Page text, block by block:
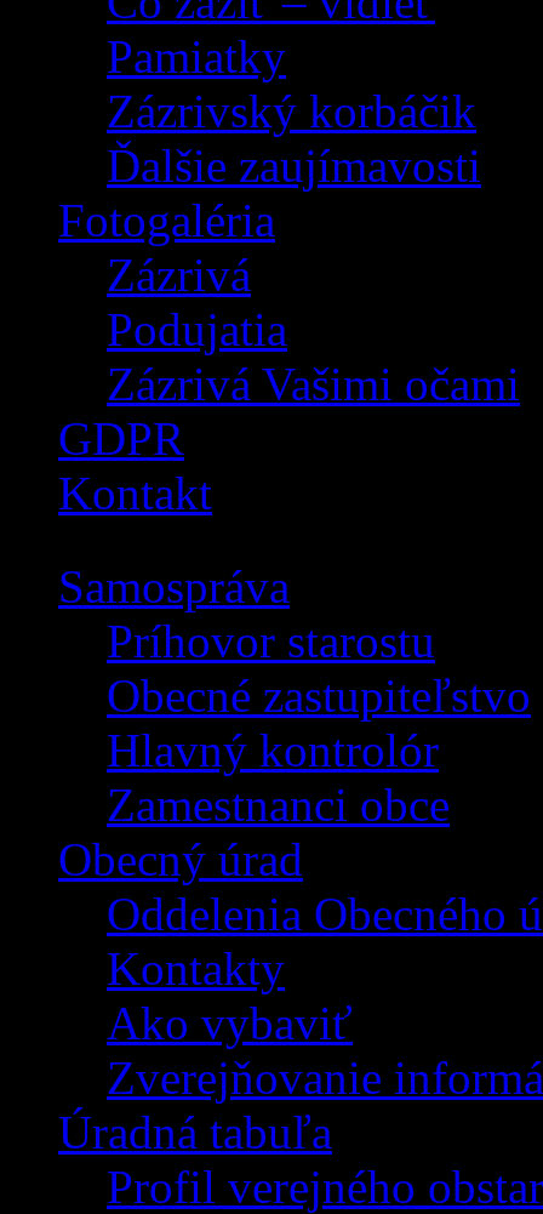
Pamiatky
Zázrivský korbáčik
Ďalšie zaujímavosti
Fotogaléria
Zázrivá
Podujatia
Zázrivá Vašimi očami
GDPR
Kontakt
Samospráva
Príhovor starostu
Obecné zastupiteľstvo
Hlavný kontrolór
Zamestnanci obce
Obecný úrad
Oddelenia Obecného
Kontakty
Ako vybaviť
Zverejňovanie
Úradná tabuľa
Profil verejného